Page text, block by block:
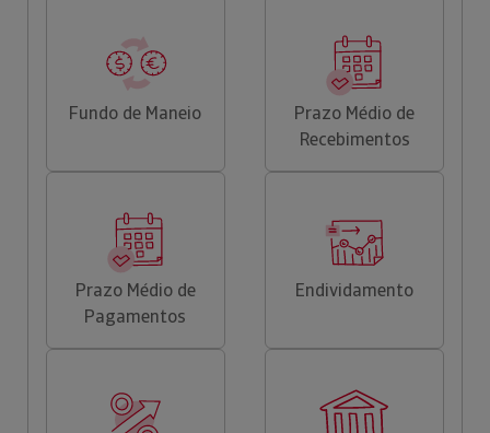
Fundo de Maneio
Prazo Médio de
Recebimentos
Prazo Médio de
Pagamentos
Endividamento